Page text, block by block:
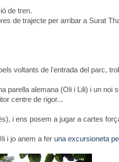
de tren.
de trajecte per arribar a Surat
voltants de l'entrada del parc,
parella alemana (Oli i Lili) i un noi
centre de rigor...
i ens posem a jugar a cartes
i jo anem a fer una excursioneta